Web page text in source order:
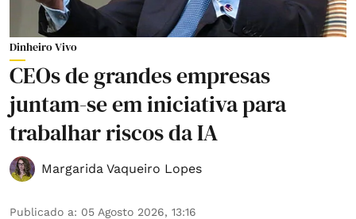
Dinheiro Vivo
CEOs de grandes empresas
juntam-se em iniciativa para
trabalhar riscos da IA
Margarida Vaqueiro Lopes
Publicado a: 05 Agosto 2026, 13:16